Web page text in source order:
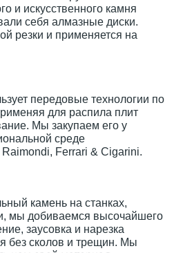
и искусственного камня
себя алмазные диски.
резки и применяется на
передовые технологии по
для распила плит
Мы закупаем его у
среде
Ferrari & Cigarini.
камень на станках,
мы добиваемся высочайшего
заусовка и нарезка
без сколов и трещин. Мы